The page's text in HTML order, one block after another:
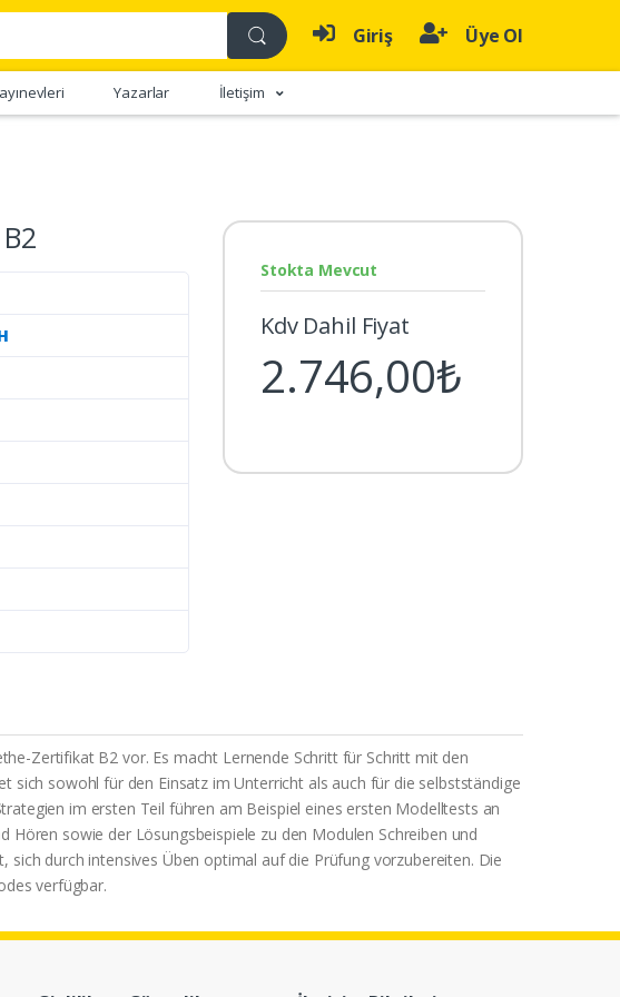
Giriş Üye Ol
Yazarlar İletişim
Stokta Mevcut
Kdv Dahil Fiyat
2.746,00₺
Zertifikat B2 vor. Es macht Lernende Schritt für Schritt mit den
sowohl für den Einsatz im Unterricht als auch für die selbstständige
im ersten Teil führen am Beispiel eines ersten Modelltests an
sowie der Lösungsbeispiele zu den Modulen Schreiben und
durch intensives Üben optimal auf die Prüfung vorzubereiten. Die
verfügbar.